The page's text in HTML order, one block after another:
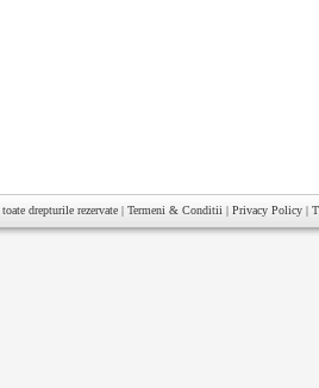
toate drepturile rezervate | Termeni & Conditii | Privacy Policy |